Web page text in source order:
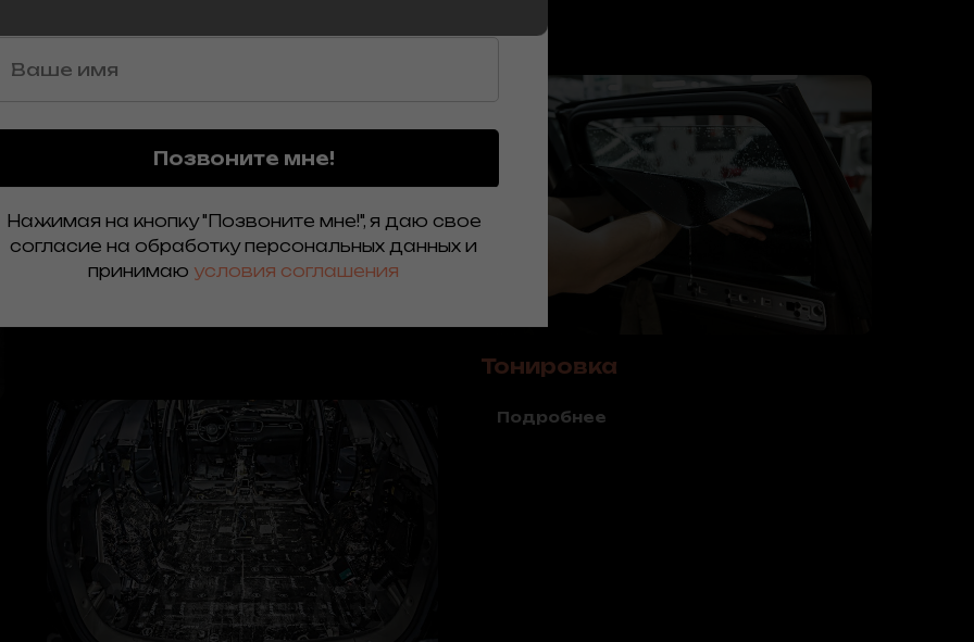
Оклейка пленкой
Тонировка
Подробнее
Позвоните мне!
Нажимая на кнопку "Позвоните мне!", я даю свое
согласие на обработку персональных данных и
принимаю условия соглашения